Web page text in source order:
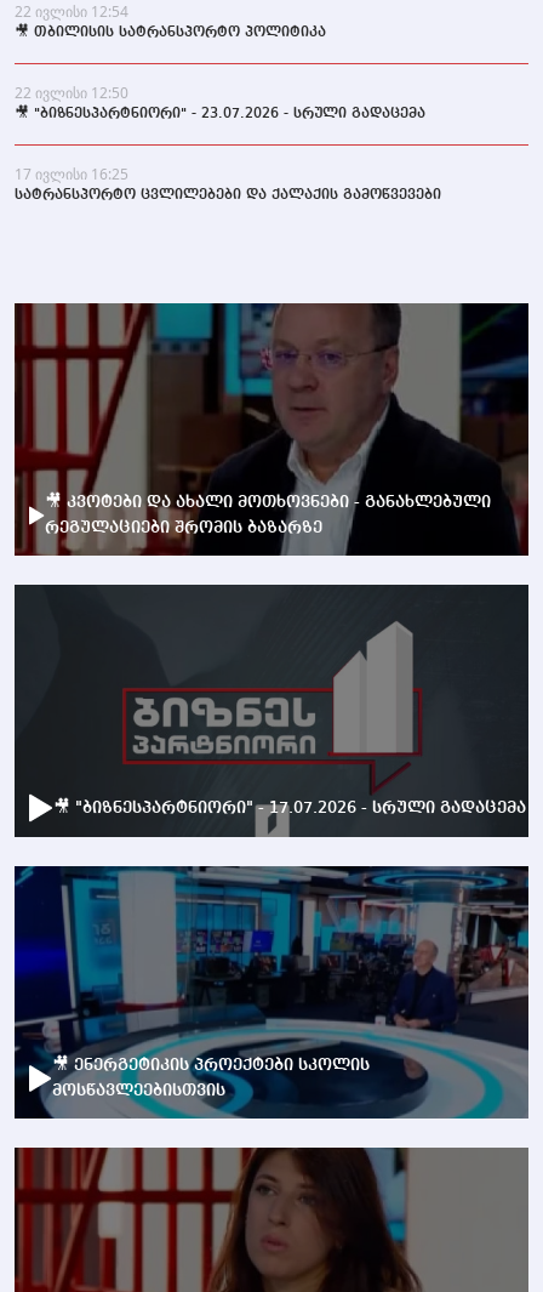
22 ივლისი 12:54
🎥 თბილისის სატრანსპორტო პოლიტიკა
22 ივლისი 12:50
🎥 "ბიზნესპარტნიორი" - 23.07.2026 - სრული გადაცემა
17 ივლისი 16:25
სატრანსპორტო ცვლილებები და ქალაქის გამოწვევები
🎥 კვოტები და ახალი მოთხოვნები - განახლებული
რეგულაციები შრომის ბაზარზე
🎥 "ბიზნესპარტნიორი" - 17.07.2026 - სრული გადაცემა
🎥 ენერგეტიკის პროექტები სკოლის
მოსწავლეებისთვის